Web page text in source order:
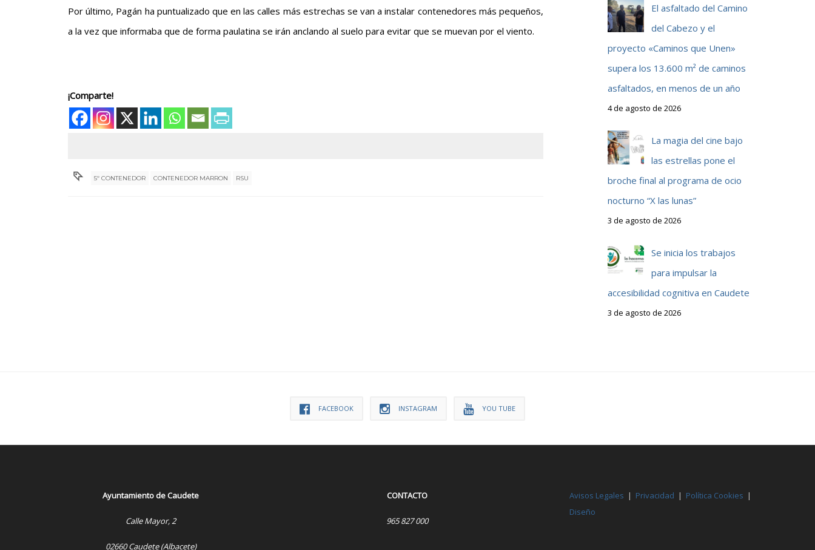
Por último, Pagán ha puntualizado que en las calles más estrechas se van a instalar contenedores más pequeños,
a la vez que informaba que de forma paulatina se irán anclando al suelo para evitar que se muevan por el viento.
¡Comparte!
5º CONTENEDOR CONTENEDOR MARRON RSU
El asfaltado del Camino
del Cabezo y el
proyecto «Caminos que Unen»
supera los 13.600 m² de caminos
asfaltados, en menos de un año
4 de agosto de 2026
La magia del cine bajo
las estrellas pone el
broche final al programa de ocio
nocturno “X las lunas”
3 de agosto de 2026
Se inicia los trabajos
para impulsar la
accesibilidad cognitiva en Caudete
3 de agosto de 2026
FACEBOOK INSTAGRAM YOU TUBE
Ayuntamiento de Caudete
Calle Mayor, 2
02660 Caudete (Albacete)
CONTACTO
965 827 000
Avisos Legales | Privacidad | Política Cookies |
Diseño